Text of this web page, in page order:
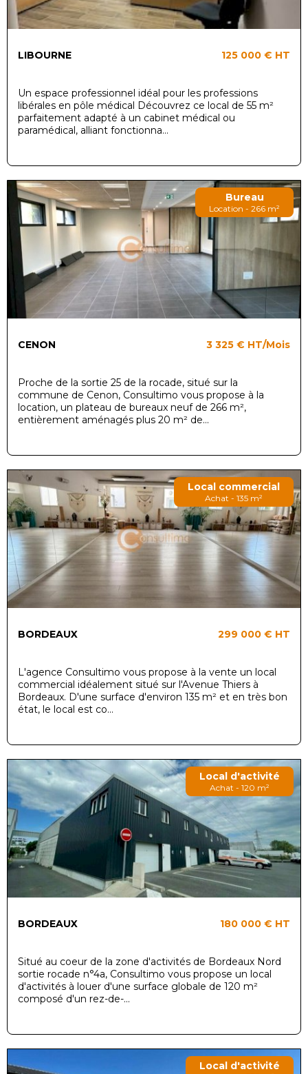
LIBOURNE 125 000 € HT
Un espace professionnel idéal pour les professions
libérales en pôle médical Découvrez ce local de 55 m²
parfaitement adapté à un cabinet médical ou
paramédical, alliant fonctionna...
Bureau
Location - 266 m²
CENON 3 325 € HT/Mois
Proche de la sortie 25 de la rocade, situé sur la
commune de Cenon, Consultimo vous propose à la
location, un plateau de bureaux neuf de 266 m²,
entièrement aménagés plus 20 m² de...
Local commercial
Achat - 135 m²
BORDEAUX 299 000 € HT
L'agence Consultimo vous propose à la vente un local
commercial idéalement situé sur l'Avenue Thiers à
Bordeaux. D'une surface d'environ 135 m² et en très bon
état, le local est co...
Local d'activité
Achat - 120 m²
BORDEAUX 180 000 € HT
Situé au coeur de la zone d'activités de Bordeaux Nord
sortie rocade n°4a, Consultimo vous propose un local
d'activités à louer d'une surface globale de 120 m²
composé d'un rez-de-...
Local d'activité